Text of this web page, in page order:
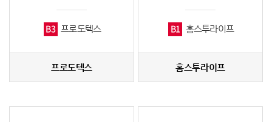
B3 프로도텍스
프로도텍스
B1 홈스투라이프
홈스투라이프